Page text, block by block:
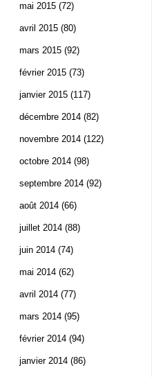
mai 2015 (72)
avril 2015 (80)
mars 2015 (92)
février 2015 (73)
janvier 2015 (117)
décembre 2014 (82)
novembre 2014 (122)
octobre 2014 (98)
septembre 2014 (92)
août 2014 (66)
juillet 2014 (88)
juin 2014 (74)
mai 2014 (62)
avril 2014 (77)
mars 2014 (95)
février 2014 (94)
janvier 2014 (86)